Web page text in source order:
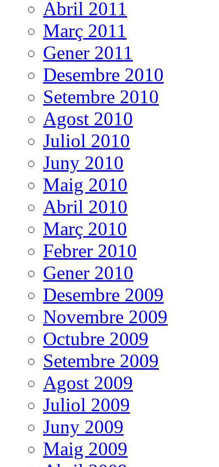
Abril 2011
Març 2011
Gener 2011
Desembre 2010
Setembre 2010
Agost 2010
Juliol 2010
Juny 2010
Maig 2010
Abril 2010
Març 2010
Febrer 2010
Gener 2010
Desembre 2009
Novembre 2009
Octubre 2009
Setembre 2009
Agost 2009
Juliol 2009
Juny 2009
Maig 2009